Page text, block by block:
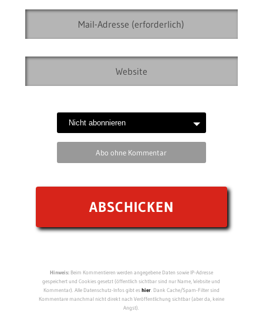
Abo ohne Kommentar
Hinweis:Beim Kommentieren werden angegebene Daten sowie IP-Adresse
gespeichert und Cookies gesetzt (öffentlich sichtbar sind nur Name, Website und
Kommentar). Alle Datenschutz-Infos gibt eshier. Dank Cache/Spam-Filter sind
Kommentare manchmal nicht direkt nach Veröffentlichung sichtbar (aber da, keine
Angst).